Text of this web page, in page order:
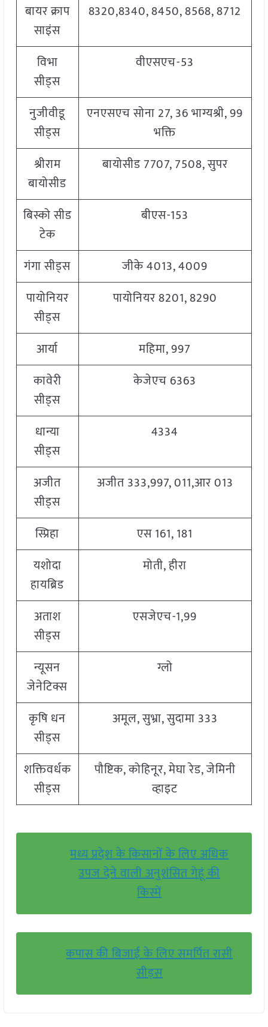
बायर क्राप
साइंस
8320,8340, 8450, 8568, 8712
विभा
सीड्स
वीएसएच-53
नुजीवीडू
सीड्स
एनएसएच सोना 27, 36 भाग्यश्री, 99
भक्ति
श्रीराम
बायोसीड
बायोसीड 7707, 7508, सुपर
बिस्को सीड
टेक
बीएस-153
गंगा सीड्स
जीके 4013, 4009
पायोनियर
सीड्स
पायोनियर 8201, 8290
आर्या
महिमा, 997
कावेरी
सीड्स
केजेएच 6363
धान्या
सीड्स
4334
अजीत
सीड्स
अजीत 333,997, 011,आर 013
स्प्रिहा
एस 161, 181
यशोदा
हायब्रिड
मोती, हीरा
अताश
सीड्स
एसजेएच-1,99
न्यूसन
जेनेटिक्स
ग्लो
कृषि धन
सीड्स
अमूल, सुभ्रा, सुदामा 333
शक्तिवर्धक
सीड्स
पौष्टिक, कोहिनूर, मेघा रेड, जेमिनी
व्हाइट
मध्य प्रदेश के किसानों के लिए अधिक
उपज देने वाली अनुशंसित गेहूं की
किस्में
कपास की बिजाई के लिए समर्पित रासी
सीड्स